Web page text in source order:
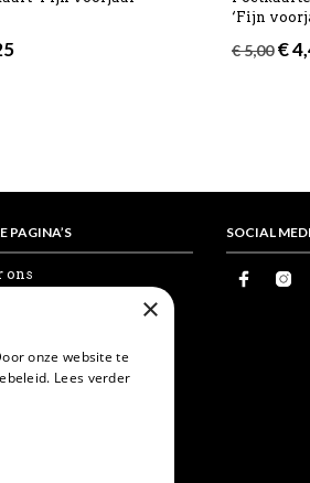
‘Fijn
€5,00 €
PAGINA’S
ons
SOCIAL
×
onze website te
Lees verder